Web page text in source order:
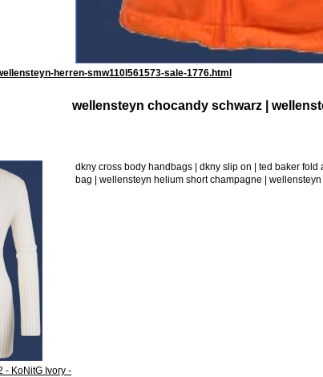
herren-smw110l561573-sale-1776.html
wellensteyn chocandy schwarz |
- KoNitG Ivory -
dkny cross body handbags | dkny slip on | ted baker
bag | wellensteyn helium short champagne |